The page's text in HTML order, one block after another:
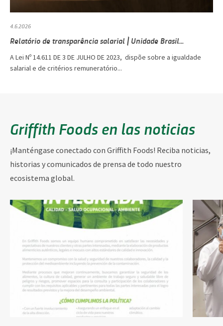
4.6.2026
Relatório de transparência salarial | Unidade Brasil...
A Lei Nº 14.611 DE 3 DE JULHO DE 2023, dispõe sobre a igualdade
salarial e de critérios remuneratório...
Griffith Foods en las noticias
¡Manténgase conectado con Griffith Foods! Reciba noticias,
historias y comunicados de prensa de todo nuestro
ecosistema global.